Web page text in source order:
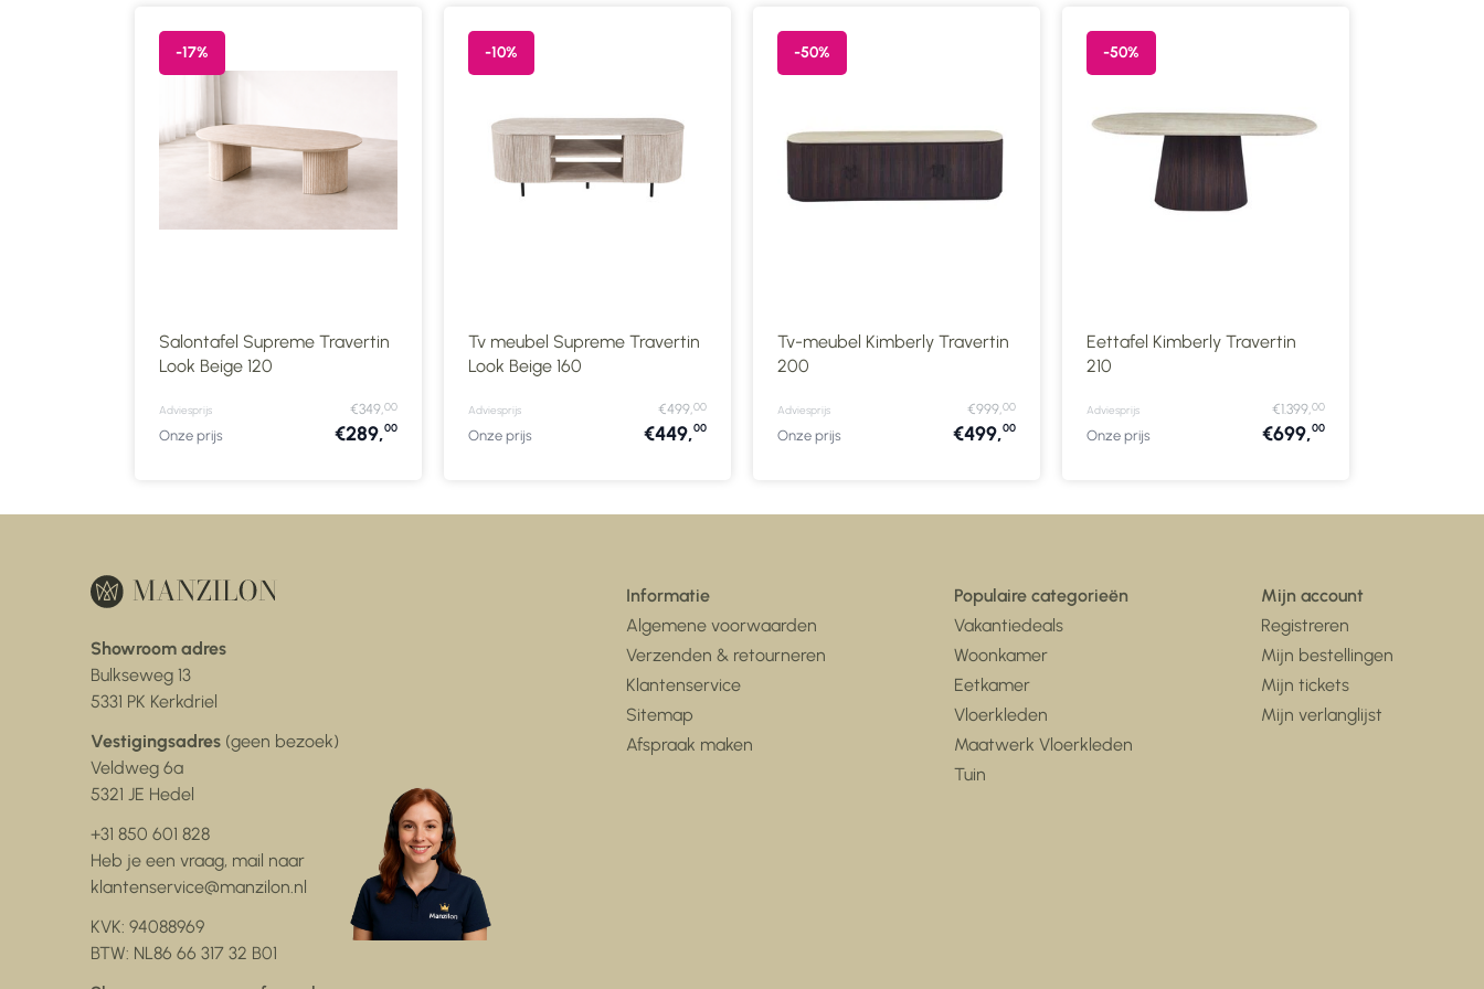
-17%
Salontafel Supreme Travertin
Look Beige 120
Adviesprijs €349,00
Onze prijs €289,00
-10%
Tv meubel Supreme Travertin
Look Beige 160
Adviesprijs €499,00
Onze prijs €449,00
-50%
Tv-meubel Kimberly Travertin
200
Adviesprijs €999,00
Onze prijs €499,00
-50%
Eettafel Kimberly Travertin
210
Adviesprijs €1.399,00
Onze prijs €699,00
Showroom adres
Bulkseweg 13
5331 PK Kerkdriel
Vestigingsadres (geen bezoek)
Veldweg 6a
5321 JE Hedel
+31 850 601 828
Heb je een vraag, mail naar
klantenservice@manzilon.nl
KVK: 94088969
BTW: NL86 66 317 32 B01
Informatie
Algemene voorwaarden
Verzenden & retourneren
Klantenservice
Sitemap
Afspraak maken
Populaire categorieën
Vakantiedeals
Woonkamer
Eetkamer
Vloerkleden
Maatwerk Vloerkleden
Tuin
Mijn account
Registreren
Mijn bestellingen
Mijn tickets
Mijn verlanglijst